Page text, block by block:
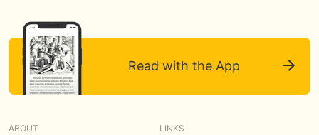
Read with the App
ABOUT LINKS